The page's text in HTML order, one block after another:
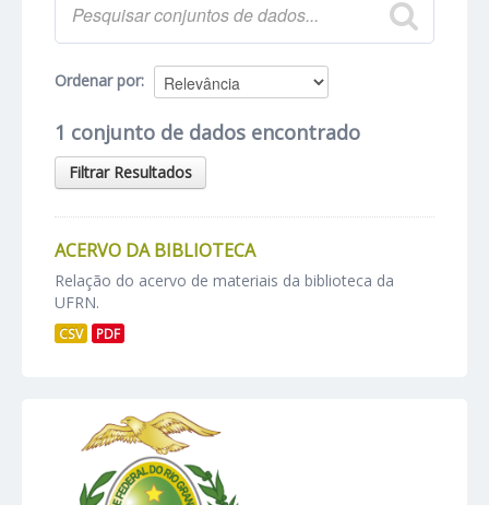
Ordenar por
1 conjunto de dados encontrado
Filtrar Resultados
ACERVO DA BIBLIOTECA
Relação do acervo de materiais da biblioteca da
UFRN.
CSV PDF